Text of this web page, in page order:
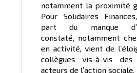
notamment la proximité
Pour Solidaires
part du manque
constaté, notamment
en activité, vient de
collègues vis-à-vis
acteurs de l’action sociale.